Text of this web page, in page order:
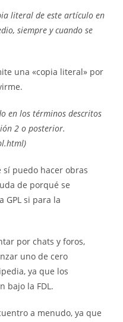
literal de este artículo en
siempre y cuando se
una «copia literal» por
en los términos descritos
2 o posterior.
puedo hacer obras
de porqué se
GPL si para la
porchats y foros,
uno de cero
, ya que los
bajo la FDL.
a menudo, ya que